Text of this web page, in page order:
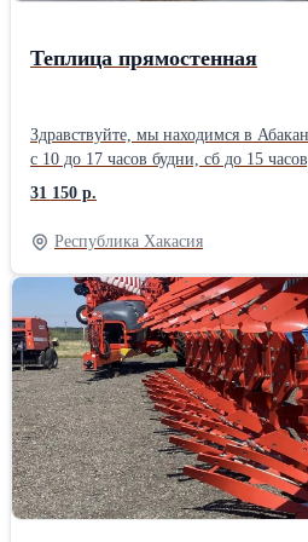
10 до 17 часов будни., с 10 до 15
Теплица прямостенная
Здравствуйте, мы находимся в
с 10 до 17 часов будни, сб до 15
Добавляйте объявление в избранное
объявление не активно - это не
наличии. 🚩Каркас теплицы с
Производитель Красноярск, высокое
исполнения. 🚩Ширина 3м. Длина
Длина 4м и более. 🚩Длина
2х метровых вставок. 🚩Каркас из
трубы 20*20. сваренный в виде
каркасе 2е двери и 2е форточки.
без поликарбоната. Поликарбонат
отдельно, на выбор. 🚩Вставка для
2 метра - 11 550руб. ✅Смотрите все
наличии сотовый поликарбонат в
в ассортименте. Добавляйте
потерять. ❗❗❗Цена действительна
31 150 р.
Республика Хакасия